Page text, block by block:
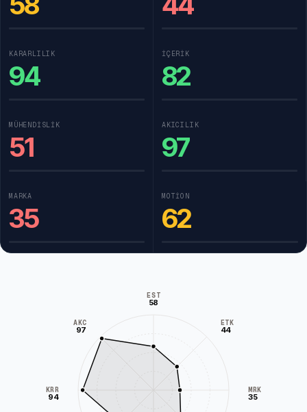
KARARLILIK
94
İÇERIK
82
MÜHENDISLIK
51
AKICILIK
97
MARKA
35
MOTION
62
EST
58
ETK
44
MRK
35
KRR
94
AKC
97